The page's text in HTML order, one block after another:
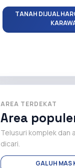
TANAH DIJUAL
AREA TERDEKAT
Area
Telusuri komplek dan
dicari.
GALUH MAS